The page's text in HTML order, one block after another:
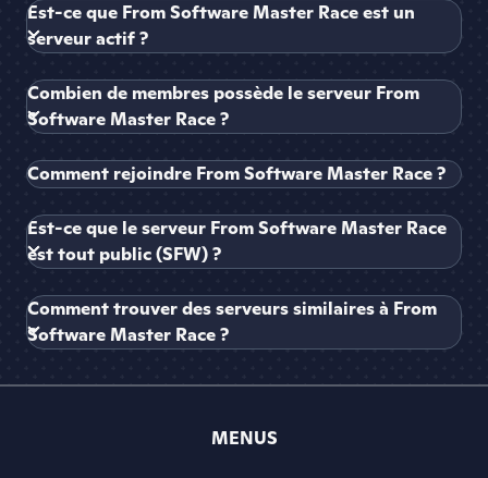
Est-ce que From Software Master Race est un
serveur actif ?
Combien de membres possède le serveur From
Software Master Race ?
Comment rejoindre From Software Master Race ?
Est-ce que le serveur From Software Master Race
est tout public (SFW) ?
Comment trouver des serveurs similaires à From
Software Master Race ?
MENUS